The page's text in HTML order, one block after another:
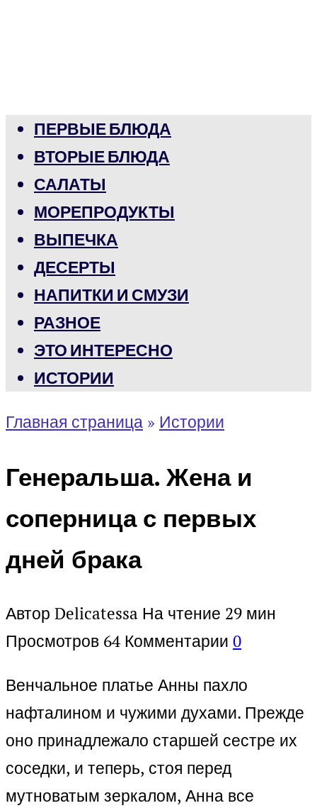
ПЕРВЫЕ БЛЮДА
ВТОРЫЕ БЛЮДА
САЛАТЫ
МОРЕПРОДУКТЫ
ВЫПЕЧКА
ДЕСЕРТЫ
НАПИТКИ И СМУЗИ
РАЗНОЕ
ЭТО ИНТЕРЕСНО
ИСТОРИИ
Главная страница » Истории
Генеральша. Жена и
соперница с первых
дней брака
Автор Delicatessa На чтение 29 мин
Просмотров 64 Комментарии 0
Венчальное платье Анны пахло
нафталином и чужими духами. Прежде
оно принадлежало старшей сестре их
соседки, и теперь, стоя перед
мутноватым зеркалом, Анна все